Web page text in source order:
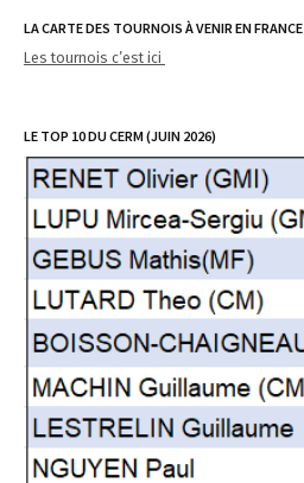
LA CARTE DES TOURNOIS À VENIR EN FRANCE
Les tournois c’est ici
LE TOP 10 DU CERM (JUIN 2026)